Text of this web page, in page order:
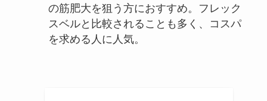
の筋肥大を狙う方におすすめ。フレック
スベルと比較されることも多く、コスパ
を求める人に人気。